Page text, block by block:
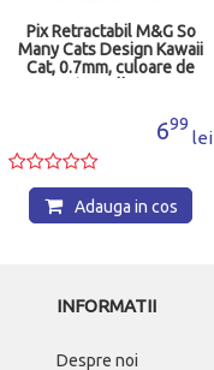
Pix Retractabil M&G So
Many Cats Design Kawaii
Cat, 0.7mm, culoare de
699
lei
Adauga in cos
INFORMATII
Despre noi